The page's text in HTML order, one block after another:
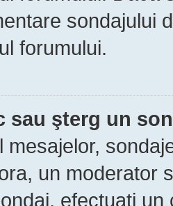
sondajului
forumului.
sau şterg un
mesajelor,
un moderator
efectuaţi